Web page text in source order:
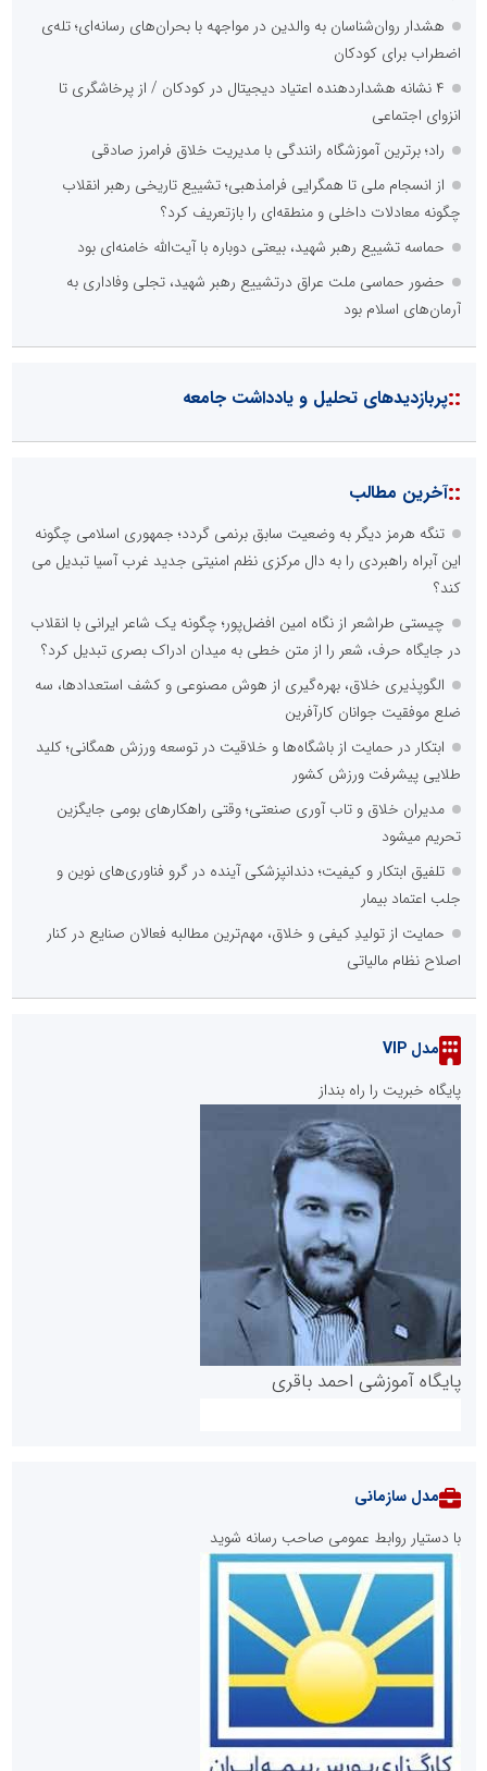
هشدار روان‌شناسان به والدین در مواجهه با بحران‌های رسانه‌ای؛ تله‌ی
اضطراب برای کودکان
۴ نشانه هشداردهنده اعتیاد دیجیتال در کودکان / از پرخاشگری تا
انزوای اجتماعی
راد؛ برترین آموزشگاه رانندگی با مدیریت خلاق فرامرز صادقی
از انسجام ملی تا همگرایی فرامذهبی؛ تشییع تاریخی رهبر انقلاب
چگونه معادلات داخلی و منطقه‌ای را بازتعریف کرد؟
حماسه تشییع رهبر شهید، بیعتی دوباره با آیت‌الله خامنه‌ای بود
حضور حماسی ملت عراق درتشییع رهبر شهید، تجلی وفاداری به
آرمان‌های اسلام بود
::پربازدیدهای تحلیل و یادداشت جامعه
::آخرین مطالب
تنگه هرمز دیگر به وضعیت سابق برنمی گردد؛ جمهوری اسلامی چگونه
این آبراه راهبردی را به دال مرکزی نظم امنیتی جدید غرب آسیا تبدیل می
کند؟
چیستی طراشعر از نگاه امین افضل‌پور؛ چگونه یک شاعر ایرانی با انقلاب
در جایگاه حرف، شعر را از متن خطی به میدان ادراک بصری تبدیل کرد؟
الگوپذیری خلاق، بهره‌گیری از هوش مصنوعی و کشف استعدادها، سه
ضلع موفقیت جوانان کارآفرین
ابتکار در حمایت از باشگاه‌ها و خلاقیت در توسعه ورزش همگانی؛ کلید
طلایی پیشرفت ورزش کشور
مدیران خلاق و تاب آوری صنعتی؛ وقتی راهکارهای بومی جایگزین
تحریم میشود
تلفیق ابتکار و کیفیت؛ دندانپزشکی آینده در گرو فناوری‌های نوین و
جلب اعتماد بیمار
حمایت از تولیدِ کیفی و خلاق، مهم‌ترین مطالبه فعالان صنایع در کنار
اصلاح نظام مالیاتی
مدل VIP
پایگاه خبریت را راه بنداز
پایگاه آموزشی احمد باقری
روابط عمومی خبرگزاری گزارش خبر
مدل سازمانی
با دستیار روابط عمومی صاحب رسانه شوید